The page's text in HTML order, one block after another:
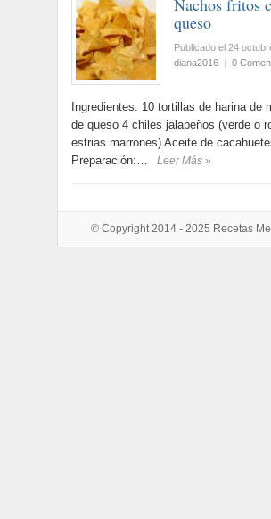
Nachos fritos
queso
Publicado el 24
diana2016 | 0
Ingredientes: 10 tortillas de harina de
de queso 4 chiles jalapeños (verde o
estrias marrones) Aceite de
Preparación:…
Leer Más »
© Copyright 2014 - 2025 Recetas